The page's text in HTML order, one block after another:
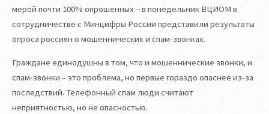
мерой почти 100% опрошенных – в понедельник ВЦИОМ в
сотрудничестве c Минцифры России представили результаты
опроса россиян о мошеннических и спам-звонках.
Граждане единодушны в том, что и мошеннические звонки, и
спам-звонки – это проблема, но первые гораздо опаснее из-за
последствий. Телефонный спам люди считают
неприятностью, но не опасностью.